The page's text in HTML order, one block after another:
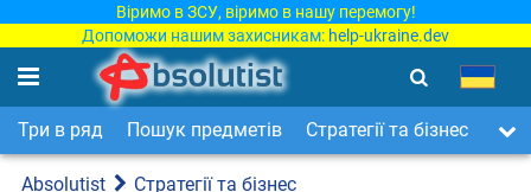
Віримо в ЗСУ, віримо в нашу перемогу!
Допоможи нашим захисникам: help-ukraine.dev
Три в ряд Пошук предметів Стратегії та бізнес
Absolutist Стратегії та бізнес